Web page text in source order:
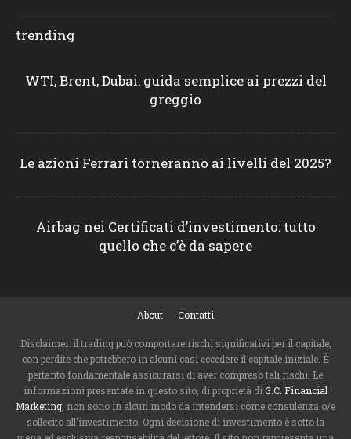
trending
WTI, Brent, Dubai: guida semplice ai prezzi del
greggio
Le azioni Ferrari torneranno ai livelli del 2025?
Airbag nei Certificati d’investimento: tutto
quello che c’è da sapere
About Contatti
Disclaimer: il trading può comportare rischi significativi per il capitale,
con perdite che potrebbero in alcuni casi eccedere il capitale iniziale. È
pertanto fondamentale assicurarsi di aver compreso tali rischi. Le
informazioni presentate in questo sito, di proprietà di G.C. Financial
Marketing , non sono in alcun modo da intendersi come consulenza o/e
sollecito all'investimento. Ogni decisione di investimento è sotto la